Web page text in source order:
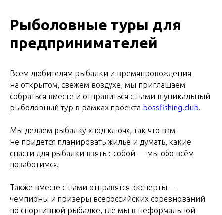
Рыболовные туры для
предпринимателей
Всем любителям рыбалки и времяпровождения
на открытом, свежем воздухе, мы приглашаем
собраться вместе и отправиться с нами в уникальный
рыболовный тур в рамках проекта bossfishing.club.
Мы делаем рыбалку «под ключ», так что вам
не придется планировать жильё и думать, какие
снасти для рыбалки взять с собой — мы обо всём
позаботимся.
Также вместе с нами отправятся эксперты —
чемпионы и призеры всероссийских соревнований
по спортивной рыбалке, где мы в неформальной